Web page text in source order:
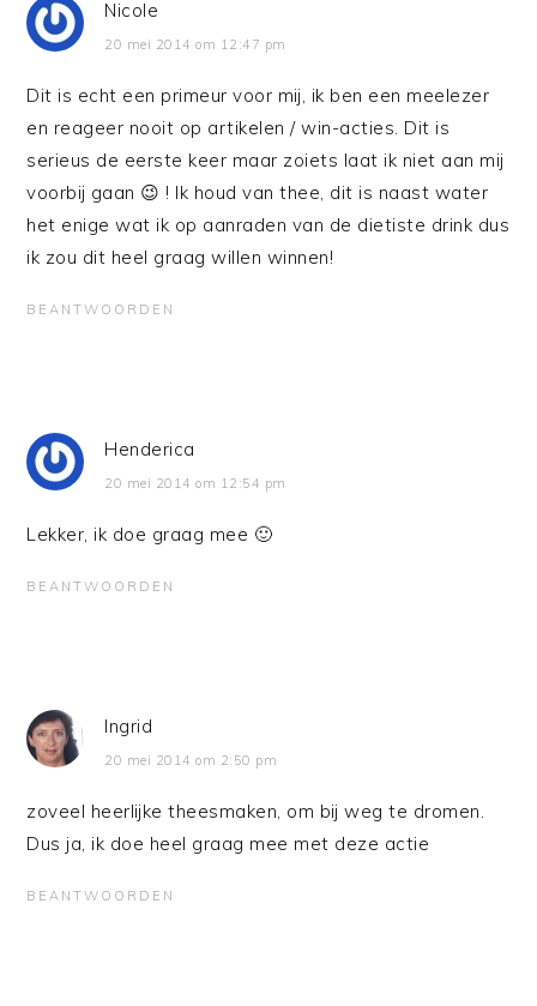
Nicole
20 mei 2014 om 12:47 pm
Dit is echt een primeur voor mij, ik ben een meelezer
en reageer nooit op artikelen / win-acties. Dit is
serieus de eerste keer maar zoiets laat ik niet aan mij
voorbij gaan 😉 ! Ik houd van thee, dit is naast water
het enige wat ik op aanraden van de dietiste drink dus
ik zou dit heel graag willen winnen!
BEANTWOORDEN
Henderica
20 mei 2014 om 12:54 pm
Lekker, ik doe graag mee 🙂
BEANTWOORDEN
Ingrid
20 mei 2014 om 2:50 pm
zoveel heerlijke theesmaken, om bij weg te dromen.
Dus ja, ik doe heel graag mee met deze actie
BEANTWOORDEN